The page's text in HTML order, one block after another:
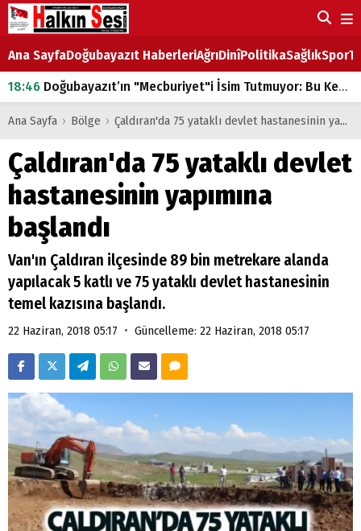
Ana SayfaDoğubayazıt HaberleriAğrıDinîPolitikaSağlıkSpor
18:46 Doğubayazıt’ın "Mecburiyet"i İsim Tutmuyor: Bu Kez de Mem u Zîn Oldu!
07:53Doğubayazıt’ta Ekmek Fiyatlarına Zam
Doğubayazıt'ta çocukların sırtındaki ağır yük
07:00 DEVLET ve HÜKÜMET
18:29ÇARŞI CADDESİ YAZ BOZ TAHTASI
Ana Sayfa › Bölge › Çaldıran'da 75 yataklı devlet hastanesinin yapımına başlandı
Çaldıran'da 75 yataklı devlet
hastanesinin yapımına
başlandı
Van'ın Çaldıran ilçesinde 89 bin metrekare alanda
yapılacak 5 katlı ve 75 yataklı devlet hastanesinin
temel kazısına başlandı.
22 Haziran, 2018 05:17 • Güncelleme: 22 Haziran, 2018 05:17